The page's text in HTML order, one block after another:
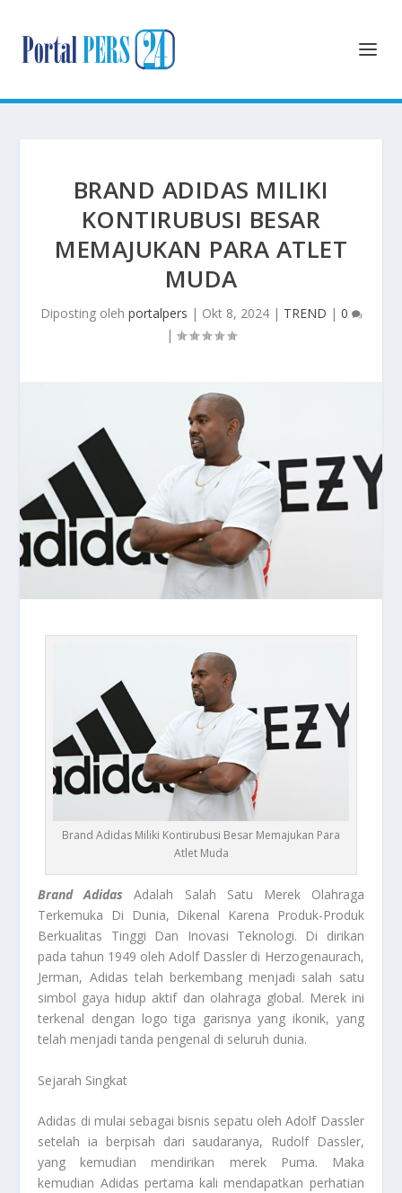
BRAND ADIDAS MILIKI
KONTIRUBUSI BESAR
MEMAJUKAN PARA ATLET
MUDA
Diposting oleh portalpers | Okt 8, 2024| TREND | 0
|
Brand Adidas Miliki Kontirubusi Besar Memajukan Para
Atlet Muda
Brand Adidas Adalah Salah Satu Merek Olahraga
Terkemuka Di Dunia, Dikenal Karena Produk-Produk
Berkualitas Tinggi Dan Inovasi Teknologi. Di dirikan
pada tahun 1949 oleh Adolf Dassler di Herzogenaurach,
Jerman, Adidas telah berkembang menjadi salah satu
simbol gaya hidup aktif dan olahraga global. Merek ini
terkenal dengan logo tiga garisnya yang ikonik, yang
telah menjadi tanda pengenal di seluruh dunia.
Sejarah Singkat
Adidas di mulai sebagai bisnis sepatu oleh Adolf Dassler
setelah ia berpisah dari saudaranya, Rudolf Dassler,
yang kemudian mendirikan merek Puma. Maka
kemudian Adidas pertama kali mendapatkan perhatian